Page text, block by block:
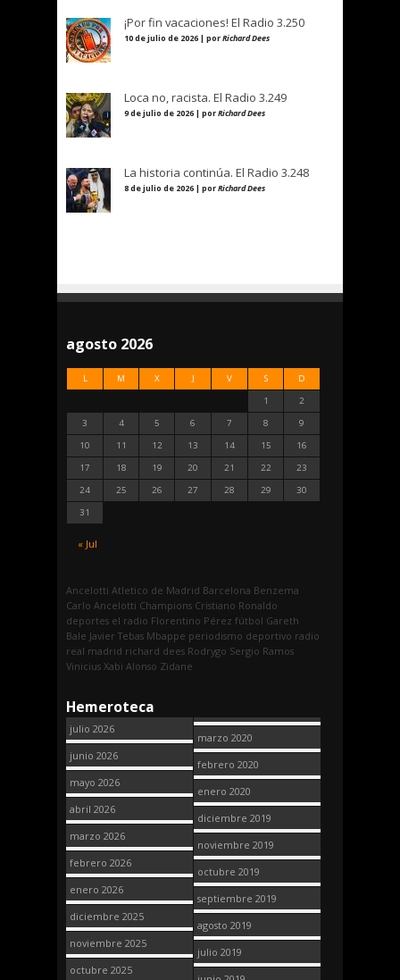
¡Por fin vacaciones! El Radio 3.250
10 de julio de 2026 | porRichard Dees
Loca no, racista. El Radio 3.249
9 de julio de 2026 | porRichard Dees
La historia continúa. El Radio 3.248
8 de julio de 2026 | porRichard Dees
agosto 2026
L M X J V S D
« Jul
1
2
3
4 5 6 7 8
9
10
11 12 13 14 15
16
17
18 19 20 21 22
23
24
25 26 27 28 29
30
31
Ancelotti Atletico de Madrid Barcelona Benzema
Carlo Ancelotti Champions Cristiano Ronaldo
deportes el radio Florentino Pérez fútbol Gareth
Bale Javier Tebas Mbappe periodismo deportivo radio
real madrid richard dees Rodrygo Sergio Ramos
Vinicius Xabi Alonso Zidane
Hemeroteca
julio 2026
junio 2026
mayo 2026
abril 2026
marzo 2026
febrero 2026
enero 2026
diciembre 2025
noviembre 2025
octubre 2025
marzo 2020
febrero 2020
enero 2020
diciembre 2019
noviembre 2019
octubre 2019
septiembre 2019
agosto 2019
julio 2019